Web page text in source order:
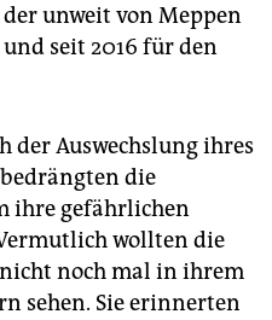
der unweit von Meppen
seit 2016 für den
der Auswechslung ihres
die
ihre gefährlichen
wollten die
noch mal in ihrem
sehen. Sie erinnerten